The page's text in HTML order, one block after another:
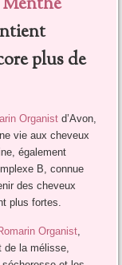
plus de
Organist d’Avon,
vie aux cheveux
également
B, connue
des cheveux
plus fortes.
Organist,
de la mélisse,